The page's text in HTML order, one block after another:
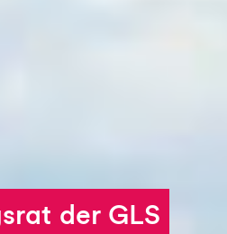
der GLS